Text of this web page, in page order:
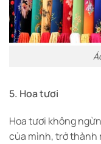
5. Hoa tươi
Hoa tươi không
của mình, trở thành